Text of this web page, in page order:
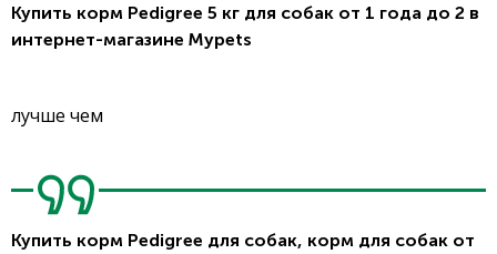
Купить корм Pedigree 5 кг для собак от 1 года до 2 в
интернет-магазине Mypets
лучше чем
Купить корм Pedigree для собак, корм для собак от